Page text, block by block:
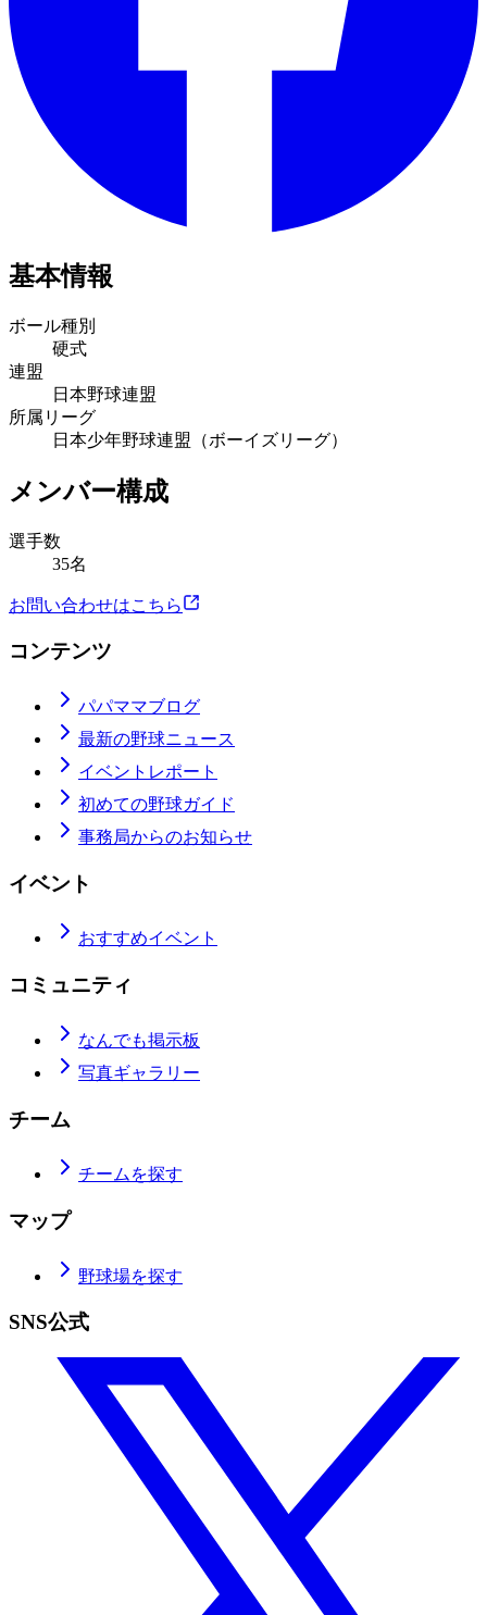
基本情報
ボール種別
硬式
連盟
日本野球連盟
所属リーグ
日本少年野球連盟（ボーイズリーグ）
メンバー構成
選手数
35名
お問い合わせはこちら
コンテンツ
パパママブログ
最新の野球ニュース
イベントレポート
初めての野球ガイド
事務局からのお知らせ
イベント
おすすめイベント
コミュニティ
なんでも掲示板
写真ギャラリー
チーム
チームを探す
マップ
野球場を探す
SNS公式